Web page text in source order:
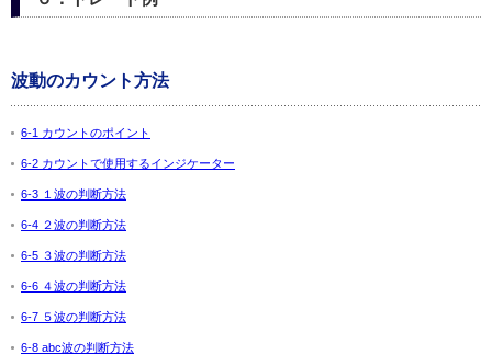
波動のカウント方法
6-1 カウントのポイント
6-2 カウントで使用するインジケーター
6-3 １波の判断方法
6-4 ２波の判断方法
6-5 ３波の判断方法
6-6 ４波の判断方法
6-7 ５波の判断方法
6-8 abc波の判断方法